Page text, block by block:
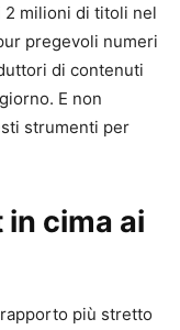
2 milioni di titoli nel
pregevoli numeri
di contenuti
E non
strumenti per
cima ai
più stretto